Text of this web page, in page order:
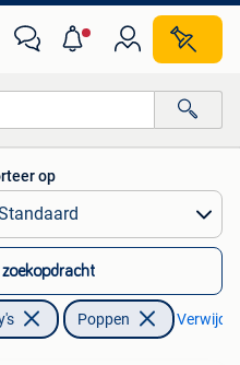
op
zoekopdracht
Poppen